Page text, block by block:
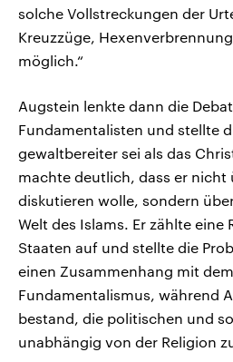
solche Vollstreckungen der
Kreuzzüge,
möglich.“
Augstein lenkte dann die
Fundamentalisten und stellte
gewaltbereiter sei als das
machte deutlich, dass er nicht
diskutieren wolle, sondern
Welt des Islams. Er zählte eine
Staaten auf und stellte die
einen Zusammenhang mit
Fundamentalismus, während
bestand, die politischen und
unabhängig von der Religion